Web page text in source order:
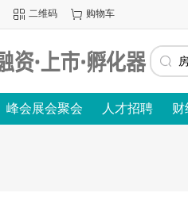
二维码 购物车
峰会展会聚会 人才招聘 财